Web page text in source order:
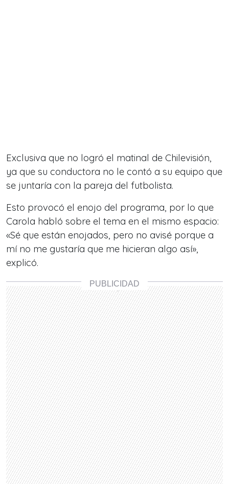
Exclusiva que no logró el matinal de Chilevisión,
ya que su conductora no le contó a su equipo que
se juntaría con la pareja del futbolista.
Esto provocó el enojo del programa, por lo que
Carola habló sobre el tema en el mismo espacio:
«Sé que están enojados, pero no avisé porque a
mí no me gustaría que me hicieran algo así»,
explicó.